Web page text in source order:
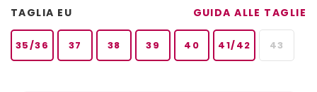
TAGLIA EU GUIDA ALLE TAGLIE
35/36 37 38 39 40 41/42 43